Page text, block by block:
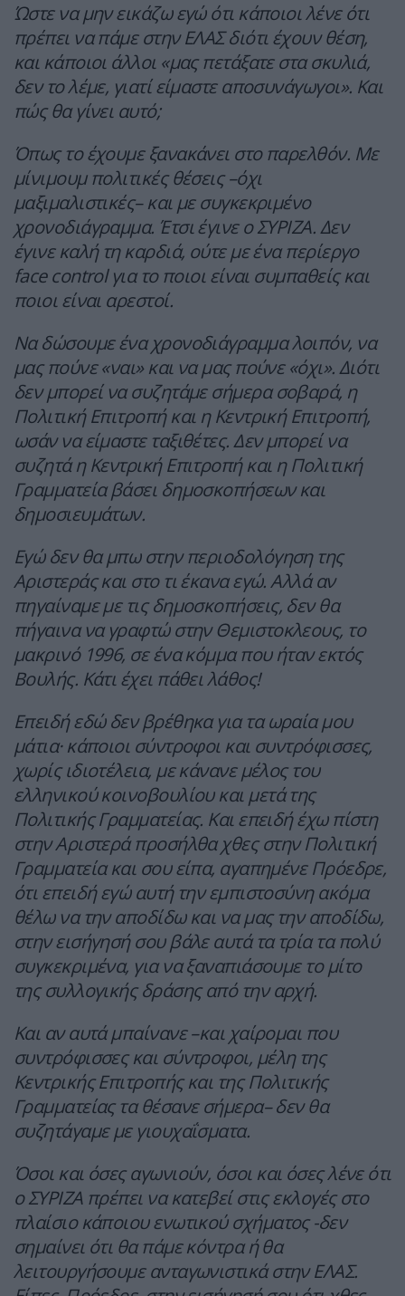
Ώστε να μην εικάζω εγώ ότι κάποιοι λένε ότι
πρέπει να πάμε στην ΕΛΑΣ διότι έχουν θέση,
και κάποιοι άλλοι «μας πετάξατε στα σκυλιά,
δεν το λέμε, γιατί είμαστε αποσυνάγωγοι». Και
πώς θα γίνει αυτό;
Όπως το έχουμε ξανακάνει στο παρελθόν. Με
μίνιμουμ πολιτικές θέσεις –όχι
μαξιμαλιστικές– και με συγκεκριμένο
χρονοδιάγραμμα. Έτσι έγινε ο ΣΥΡΙΖΑ. Δεν
έγινε καλή τη καρδιά, ούτε με ένα περίεργο
face control για το ποιοι είναι συμπαθείς και
ποιοι είναι αρεστοί.
Να δώσουμε ένα χρονοδιάγραμμα λοιπόν, να
μας πούνε «ναι» και να μας πούνε «όχι». Διότι
δεν μπορεί να συζητάμε σήμερα σοβαρά, η
Πολιτική Επιτροπή και η Κεντρική Επιτροπή,
ωσάν να είμαστε ταξιθέτες. Δεν μπορεί να
συζητά η Κεντρική Επιτροπή και η Πολιτική
Γραμματεία βάσει δημοσκοπήσεων και
δημοσιευμάτων.
Εγώ δεν θα μπω στην περιοδολόγηση της
Αριστεράς και στο τι έκανα εγώ. Αλλά αν
πηγαίναμε με τις δημοσκοπήσεις, δεν θα
πήγαινα να γραφτώ στην Θεμιστοκλεους, το
μακρινό 1996, σε ένα κόμμα που ήταν εκτός
Βουλής. Κάτι έχει πάθει λάθος!
Επειδή εδώ δεν βρέθηκα για τα ωραία μου
μάτια· κάποιοι σύντροφοι και συντρόφισσες,
χωρίς ιδιοτέλεια, με κάνανε μέλος του
ελληνικού κοινοβουλίου και μετά της
Πολιτικής Γραμματείας. Και επειδή έχω πίστη
στην Αριστερά προσήλθα χθες στην Πολιτική
Γραμματεία και σου είπα, αγαπημένε Πρόεδρε,
ότι επειδή εγώ αυτή την εμπιστοσύνη ακόμα
θέλω να την αποδίδω και να μας την αποδίδω,
στην εισήγησή σου βάλε αυτά τα τρία τα πολύ
συγκεκριμένα, για να ξαναπιάσουμε το μίτο
της συλλογικής δράσης από την αρχή.
Και αν αυτά μπαίνανε –και χαίρομαι που
συντρόφισσες και σύντροφοι, μέλη της
Κεντρικής Επιτροπής και της Πολιτικής
Γραμματείας τα θέσανε σήμερα– δεν θα
συζητάγαμε με γιουχαΐσματα.
Όσοι και όσες αγωνιούν, όσοι και όσες λένε ότι
ο ΣΥΡΙΖΑ πρέπει να κατεβεί στις εκλογές στο
πλαίσιο κάποιου ενωτικού σχήματος -δεν
σημαίνει ότι θα πάμε κόντρα ή θα
λειτουργήσουμε ανταγωνιστικά στην ΕΛΑΣ.